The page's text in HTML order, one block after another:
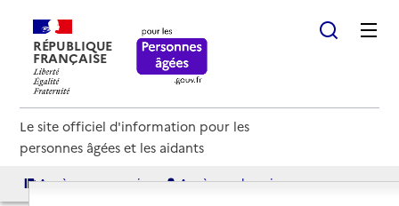
RÉPUBLIQUE
FRANÇAISE
Le site officiel d'information pour les
personnes âgées et les aidants
Accès aux annuaires Accès par besoin